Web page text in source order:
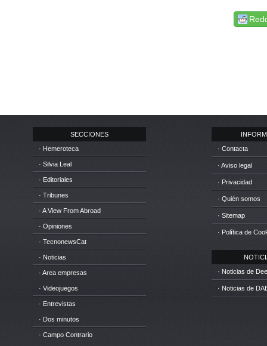
SECCIONES
· Hemeroteca
· Silvia Leal
· Editoriales
· Tribunes
· A View From Abroad
· Opiniones
· TecnonewsCat
· Noticias
· Area empresas
· Videojuegos
· Entrevistas
· Dos minutos
· Campo Contrario
· Contacta
· Aviso legal
· Privacidad
· Quién somos
· Sitemap
· Política de
· Noticias de
· Noticias de